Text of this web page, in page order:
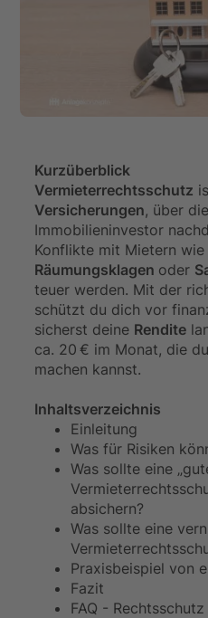
Kurzüberblick
Vermieterrechtsschutz
Versicherungen, über
Immobilieninvestor
Konflikte mit Mietern wie
Räumungsklagen oder
teuer werden. Mit der
schützt du dich vor
sicherst deine Rendite
ca. 20 € im Monat, die
machen kannst.
Inhaltsverzeichnis
Einleitung
Was für Risiken
Was sollte eine
absichern?
Was sollte eine
Praxisbeispiel von
Fazit
FAQ -